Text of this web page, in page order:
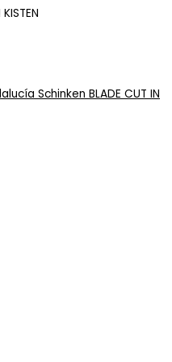
Schinken BLADE CUT IN